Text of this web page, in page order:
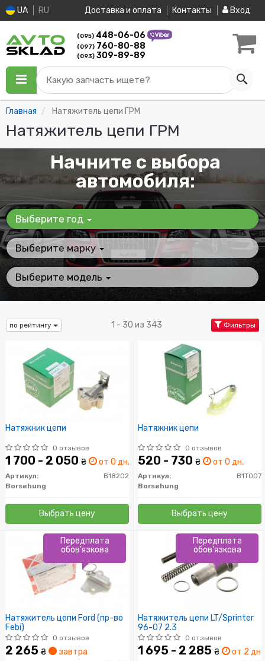
UA RU Доставка и оплата Контакты Вход
(095) 448-06-06
(097) 760-80-88
(093) 309-89-89
Какую запчасть ищете?
Главная Натяжитель цепи ГРМ
Натяжитель цепи ГРМ
Начните с выбора
автомобиля:
Выберите год
Выберите марку
Выберите модель
по рейтингу 1 - 30 из 343 Фильтры
Натяжник цепи
0 отзывов
1 700 - 2 050 ₴ от 0 дн.
Артикул:
B18202
Borsehung
Выбрать цену
Натяжник цепи
0 отзывов
520 - 730 ₴ от 0 дн.
Артикул:
B1T007
Borsehung
Выбрать цену
Натяжитель цепи Ford (пр-во
Febi)
0 отзывов
2 265 ₴ завтра
Передплата
обов'язкова
Натяжитель цепи LT/Sprinter
96-07 2.3
0 отзывов
1 695 - 2 285 ₴ от 2 дн.
Передплата
обов'язкова